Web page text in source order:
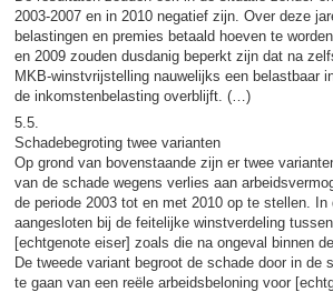
2003-2007 en in 2010 negatief zijn. Over deze
belastingen en premies betaald hoeven te
en 2009 zouden dusdanig beperkt zijn dat na
MKB-winstvrijstelling nauwelijks een belastbaar
de inkomstenbelasting overblijft. (…)
5.5.
Schadebegroting twee varianten
Op grond van bovenstaande zijn er twee
van de schade wegens verlies aan
de periode 2003 tot en met 2010 op te stellen. In
aangesloten bij de feitelijke winstverdeling
[echtgenote eiser] zoals die na ongeval binnen
De tweede variant begroot de schade door in de
te gaan van een reële arbeidsbeloning voor